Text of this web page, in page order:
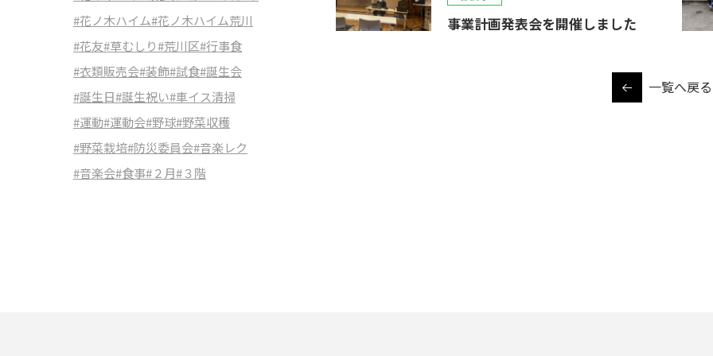
事業計画発表会を開催しました
一覧へ戻る
#花ノ木ハイム#花ノ木ハイム荒川
#花友#草むしり#荒川区#行事食
#衣類販売会#装飾#試食#誕生会
#誕生日#誕生祝い#車イス清掃
#運動#運動会#野球#野菜収穫
#野菜栽培#防災委員会#音楽レク
#音楽会#食事#２月#３階